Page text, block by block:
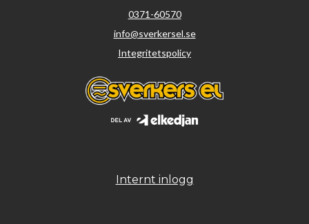
0371-60570
info@sverkersel.se
Integritetspolicy
Internt inlogg